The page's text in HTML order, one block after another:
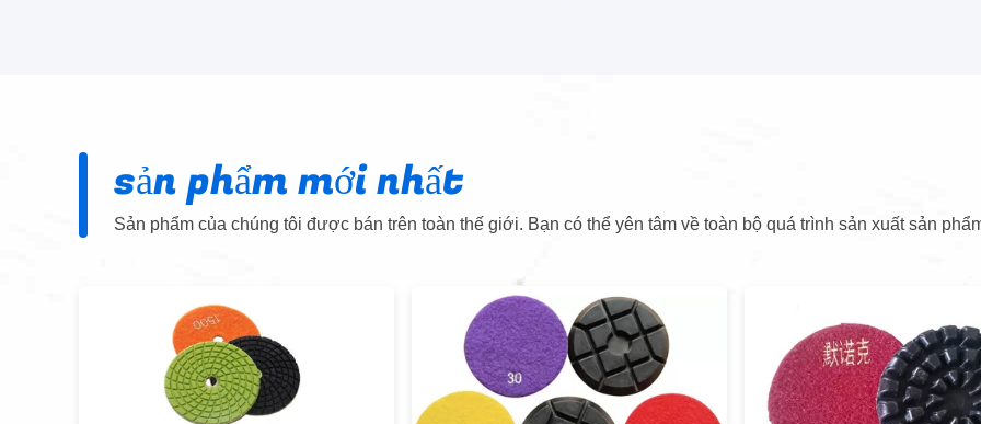
sản phẩm mới nhất
Sản phẩm của chúng tôi được bán trên toàn thế giới. Bạn có thể yên tâm về toàn bộ quá trình sản xuất sản